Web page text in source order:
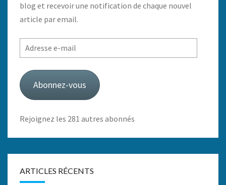
blog et recevoir une notification de chaque nouvel
article par email.
Adresse
e-
mail
Abonnez-vous
Rejoignez les 281 autres abonnés
ARTICLES RÉCENTS